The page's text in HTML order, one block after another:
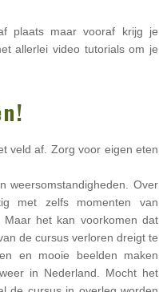
plaats maar vooraf krijg je
allerlei video tutorials om je
veld af. Zorg voor eigen eten
weersomstandigheden. Over
met zelfs momenten van
Maar het kan voorkomen dat
de cursus verloren dreigt te
en mooie beelden maken
in Nederland. Mocht het